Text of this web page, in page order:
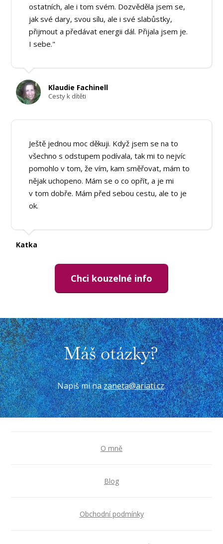
ostatních, ale i tom svém. Dozvěděla jsem se,
jak své dary, svou sílu, ale i své slabůstky,
přijmout a předávat energii dál. Přijala jsem je.
I sebe."
Klaudie Fachinell
Cesty k dítěti
Ještě jednou moc děkuji. Když jsem se na to
všechno s odstupem podívala, tak mi to nejvíc
pomohlo v tom, že vím, kam směřovat, mám to
nějak uchopeno. Mám se o co opřít, a je mi
v tom dobře. Mám před sebou cestu, ale to je
ok.
Katka
Chci kouzelné info
Máš otázky?
Napiš mi nazaneta@ariati.cz.
O mně
Blog
Obchodní podmínky